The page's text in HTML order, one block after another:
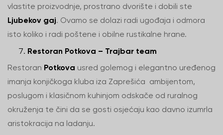
vlastite proizvodnje, prostrano dvorište i dobili ste
Ljubekov gaj. Ovamo se dolazi radi ugođaja i odmora
isto koliko i radi poštene i obilne rustikalne hrane.
Restoran Potkova – Trajbar team
Restoran Potkova usred golemog i elegantno uređenog
imanja konjičkoga kluba iza Zaprešića ambijentom,
poslugom i klasičnom kuhinjom odskače od ruralnog
okruženja te čini da se gosti osjećaju kao davno izumrla
aristokracija na ladanju.